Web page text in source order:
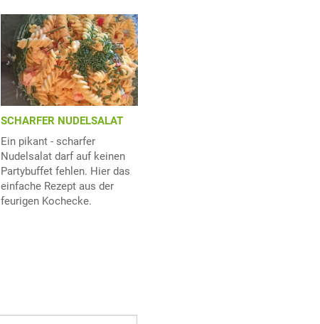
SCHARFER NUDELSALAT
Ein pikant - scharfer
Nudelsalat darf auf keinen
Partybuffet fehlen. Hier das
einfache Rezept aus der
feurigen Kochecke.